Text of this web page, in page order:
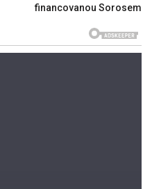
financovanou Sorosem